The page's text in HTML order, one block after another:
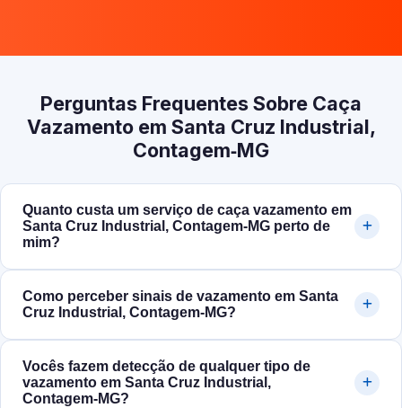
Perguntas Frequentes Sobre Caça
Vazamento em Santa Cruz Industrial,
Contagem‑MG
Quanto custa um serviço de caça vazamento em
Santa Cruz Industrial, Contagem‑MG perto de
mim?
Como perceber sinais de vazamento em Santa
Cruz Industrial, Contagem‑MG?
Vocês fazem detecção de qualquer tipo de
vazamento em Santa Cruz Industrial,
Contagem‑MG?